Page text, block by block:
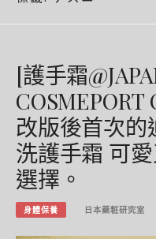
[護手霜
COSMEPORT
改版後首次的
洗護手霜 可
選擇。
身體保養 日本藥粧研究室